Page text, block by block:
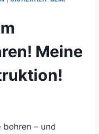
Meine
bohren – und